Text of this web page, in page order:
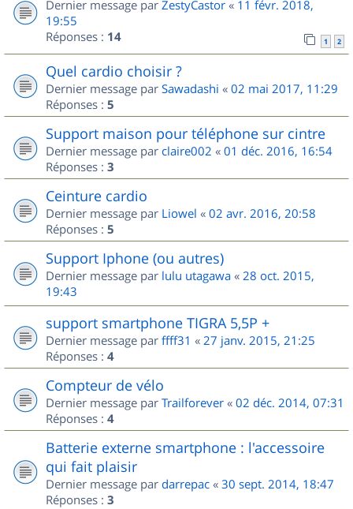
Dernier message par ZestyCastor « 11 févr. 2018,
19:55
Réponses : 14 1 2
Quel cardio choisir ?
Dernier message par Sawadashi « 02 mai 2017, 11:29
Réponses : 5
Support maison pour téléphone sur cintre
Dernier message par claire002 « 01 déc. 2016, 16:54
Réponses : 3
Ceinture cardio
Dernier message par Liowel « 02 avr. 2016, 20:58
Réponses : 5
Support Iphone (ou autres)
Dernier message par lulu utagawa « 28 oct. 2015,
19:43
support smartphone TIGRA 5,5P +
Dernier message par ffff31 « 27 janv. 2015, 21:25
Réponses : 4
Compteur de vélo
Dernier message par Trailforever « 02 déc. 2014, 07:31
Réponses : 4
Batterie externe smartphone : l'accessoire
qui fait plaisir
Dernier message par darrepac « 30 sept. 2014, 18:47
Réponses : 3